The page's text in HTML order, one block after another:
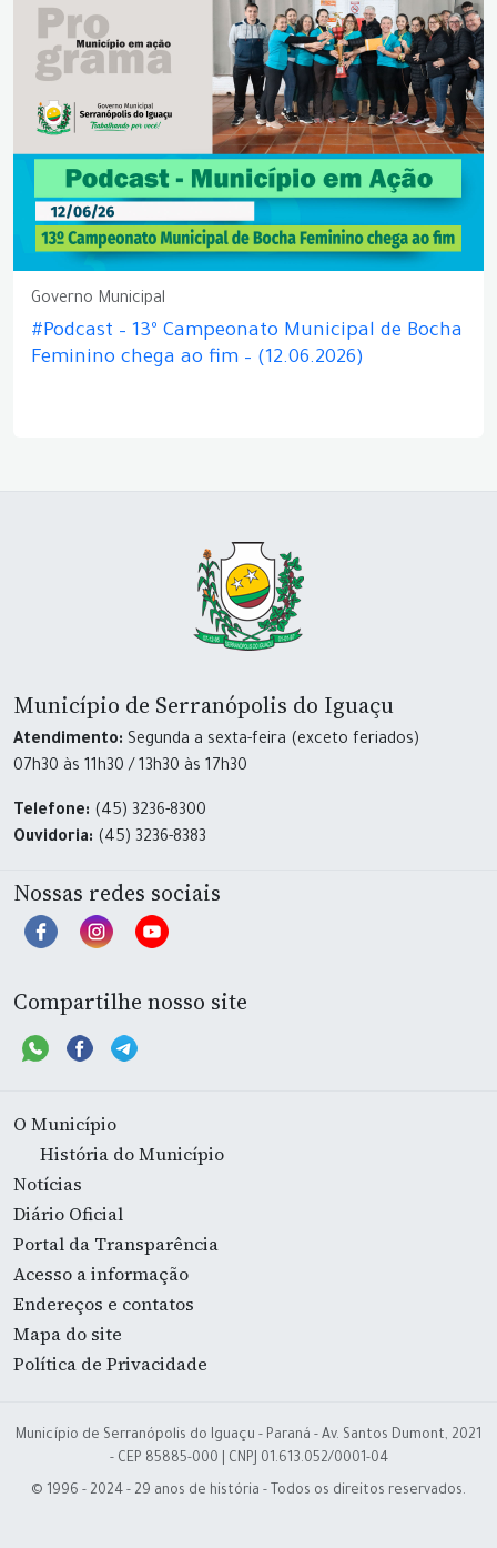
Governo Municipal
#Podcast – 13º Campeonato Municipal de Bocha
Feminino chega ao fim – (12.06.2026)
Município de Serranópolis do Iguaçu
Atendimento: Segunda a sexta-feira (exceto feriados)
07h30 às 11h30 / 13h30 às 17h30
Telefone: (45) 3236-8300
Ouvidoria: (45) 3236-8383
Nossas redes sociais
Compartilhe nosso site
O Município
História do Município
Notícias
Diário Oficial
Portal da Transparência
Acesso a informação
Endereços e contatos
Mapa do site
Política de Privacidade
Município de Serranópolis do Iguaçu - Paraná - Av. Santos Dumont, 2021
- CEP 85885-000 | CNPJ 01.613.052/0001-04
© 1996 - 2024 - 29 anos de história - Todos os direitos reservados.